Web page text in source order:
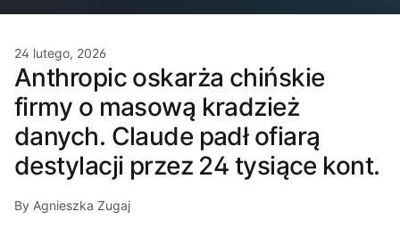
24 lutego, 2026
Anthropic oskarża chińskie
firmy o masową kradzież
danych. Claude padł ofiarą
destylacji przez 24 tysiące kont.
By Agnieszka Zugaj